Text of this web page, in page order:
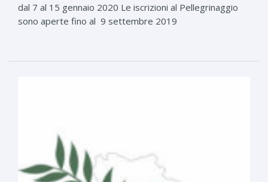
dal 7 al 15 gennaio 2020 Le iscrizioni al Pellegrinaggio
sono aperte fino al 9 settembre 2019